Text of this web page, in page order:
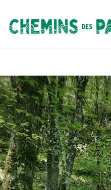
Chemins des